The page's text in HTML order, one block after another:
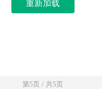
重新加载
第5页 / 共5页